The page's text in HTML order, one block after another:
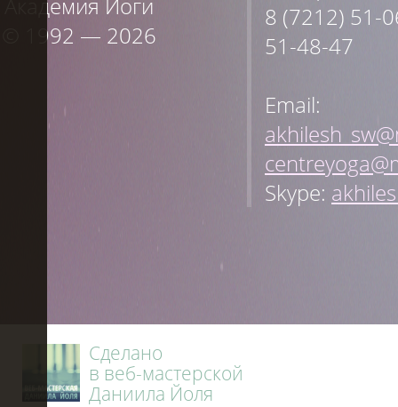
© 1992 — 2026
8 (7212) 51-
51-48-47
Email:
Skype:
Сделано
в веб-мастерской
Даниила Йоля